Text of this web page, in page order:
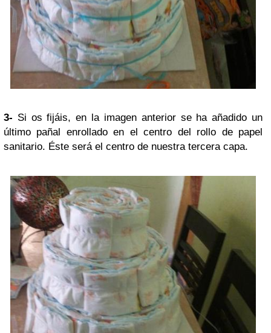
3- Si os fijáis, en la imagen anterior se ha añadido un
último pañal enrollado en el centro del rollo de papel
sanitario. Éste será el centro de nuestra tercera capa.